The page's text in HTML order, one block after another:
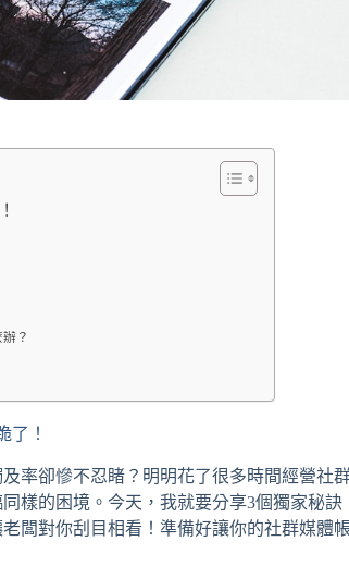
？
了！
率卻慘不忍睹？明明花了很多時間經營社
樣的困境。今天，我就要分享3個獨家秘訣
闆對你刮目相看！準備好讓你的社群媒體